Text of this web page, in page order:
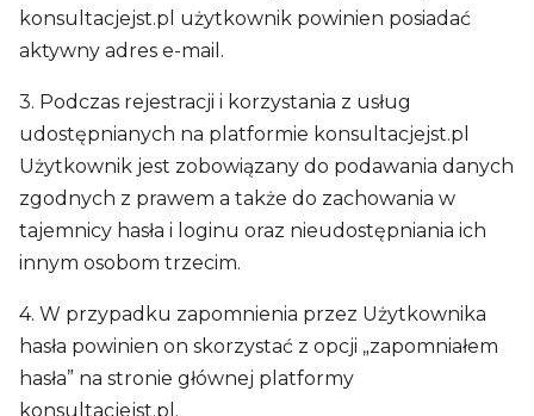
konsultacjejst.pl użytkownik powinien posiadać
aktywny adres e-mail.
3. Podczas rejestracji i korzystania z usług
udostępnianych na platformie konsultacjejst.pl
Użytkownik jest zobowiązany do podawania danych
zgodnych z prawem a także do zachowania w
tajemnicy hasła i loginu oraz nieudostępniania ich
innym osobom trzecim.
4. W przypadku zapomnienia przez Użytkownika
hasła powinien on skorzystać z opcji „zapomniałem
hasła” na stronie głównej platformy
konsultacjejst.pl.